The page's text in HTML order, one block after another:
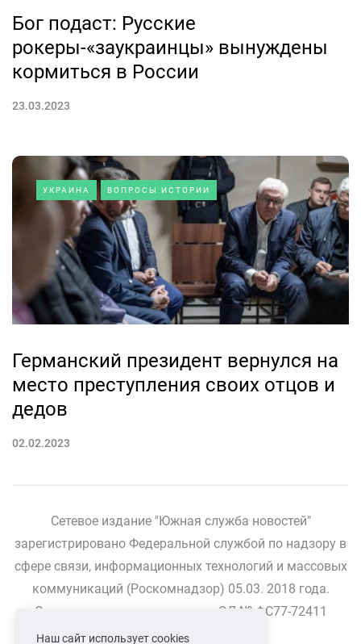
Бог подаст: Русские
рокеры-«заукраинцы» вынуждены
кормиться в России
23.03.2023
УКРАИНА ВОПРОСЫ ИСТОРИИ
Германский президент вернулся на
место преступления своих отцов и
дедов
02.02.2023
Сетевое издание "Южная служба новостей"
зарегистрировано Федеральной службой по надзору в
сфере связи, информационных технологий и массовых
коммуникаций (Роскомнадзор) 05.03. 2018 года.
Свидетельство о регистрации ЭЛ № ФС77-72411
Наш сайт использует cookies